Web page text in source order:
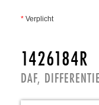
* Verplicht
1426184R
DAF,